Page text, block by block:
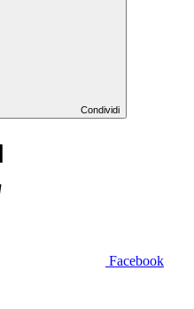
Condividi
Facebook